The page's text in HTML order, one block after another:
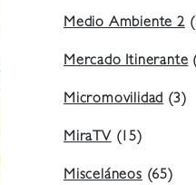
Medio Ambiente 2
Mercado Itinerante
Micromovilidad(3)
MiraTV(15)
Misceláneos(65)